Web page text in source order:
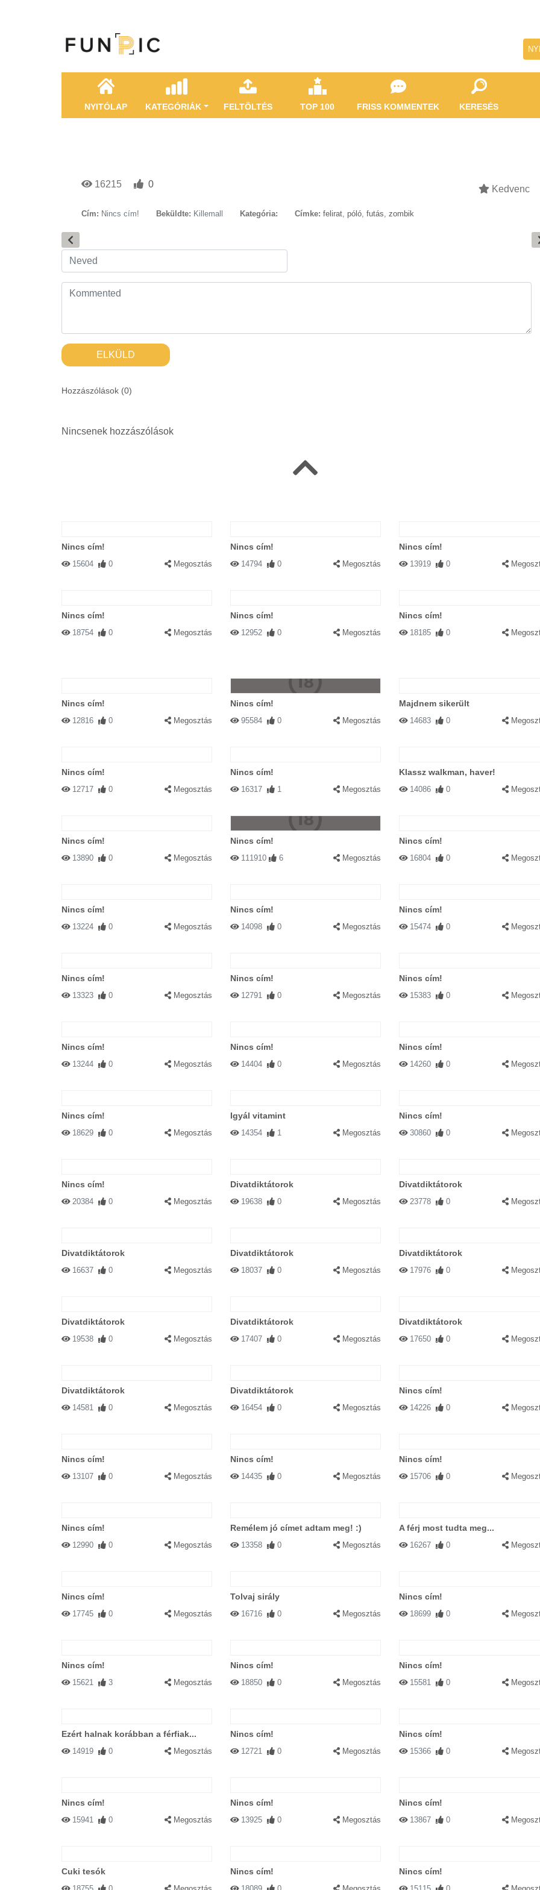
NYITÓLAP KATEGÓRIÁK FELTÖLTÉS TOP 100 FRISS KOMMENTEK KERESÉS
16215 0 Kedvenc
Cím: Nincs cím! Beküldte: Killemall Kategória: Címke: felirat, póló, futás, zombik
ELKÜLD
Hozzászólások (0)
Nincsenek hozzászólások
Nincs cím!
15604 0 Megosztás
Nincs cím!
14794 0 Megosztás
Nincs cím!
13919 0
Nincs cím!
18754 0 Megosztás
Nincs cím!
12952 0 Megosztás
Nincs cím!
18185 0
Nincs cím!
12816 0 Megosztás
Nincs cím!
95584 0 Megosztás
Majdnem sikerült
14683 0
Nincs cím!
12717 0 Megosztás
Nincs cím!
16317 1 Megosztás
Klassz walkman, haver!
14086 0
Nincs cím!
13890 0 Megosztás
Nincs cím!
111910 6 Megosztás
Nincs cím!
16804 0
Nincs cím!
13224 0 Megosztás
Nincs cím!
14098 0 Megosztás
Nincs cím!
15474 0
Nincs cím!
13323 0 Megosztás
Nincs cím!
12791 0 Megosztás
Nincs cím!
15383 0
Nincs cím!
13244 0 Megosztás
Nincs cím!
14404 0 Megosztás
Nincs cím!
14260 0
Nincs cím!
18629 0 Megosztás
Igyál vitamint
14354 1 Megosztás
Nincs cím!
30860 0
Nincs cím!
20384 0 Megosztás
Divatdiktátorok
19638 0 Megosztás
Divatdiktátorok
23778 0
Divatdiktátorok
16637 0 Megosztás
Divatdiktátorok
18037 0 Megosztás
Divatdiktátorok
17976 0
Divatdiktátorok
19538 0 Megosztás
Divatdiktátorok
17407 0 Megosztás
Divatdiktátorok
17650 0
Divatdiktátorok
14581 0 Megosztás
Divatdiktátorok
16454 0 Megosztás
Nincs cím!
14226 0
Nincs cím!
13107 0 Megosztás
Nincs cím!
14435 0 Megosztás
Nincs cím!
15706 0
Nincs cím!
12990 0 Megosztás
Remélem jó címet adtam meg! :)
13358 0 Megosztás
A férj most tudta meg...
16267 0
Nincs cím!
17745 0 Megosztás
Tolvaj sirály
16716 0 Megosztás
Nincs cím!
18699 0
Nincs cím!
15621 3 Megosztás
Nincs cím!
18850 0 Megosztás
Nincs cím!
15581 0
Ezért halnak korábban a férfiak...
14919 0 Megosztás
Nincs cím!
12721 0 Megosztás
Nincs cím!
15366 0
Nincs cím!
15941 0 Megosztás
Nincs cím!
13925 0 Megosztás
Nincs cím!
13867 0
Cuki tesók Nincs cím! Nincs cím!